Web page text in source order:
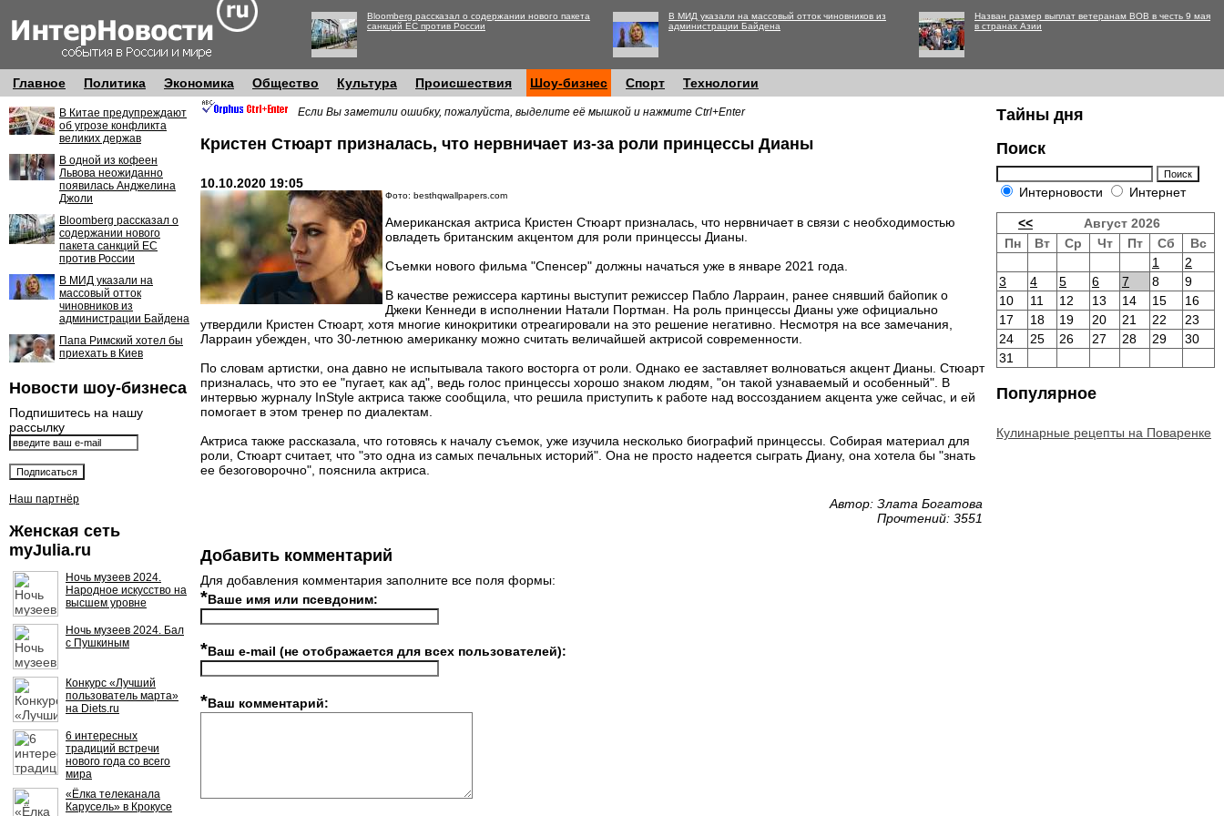
Bloomberg рассказал о содержании нового пакета
санкций ЕС против России
В МИД указали на массовый отток чиновников из
администрации Байдена
Назван размер выплат ветеранам ВОВ в честь 9 мая
в странах Азии
Главное Политика Экономика Общество Культура Происшествия Шоу-бизнес Спорт Технологии
В Китае предупреждают
об угрозе конфликта
великих держав
В одной из кофеен
Львова неожиданно
появилась Анджелина
Джоли
Bloomberg рассказал о
содержании нового
пакета санкций ЕС
против России
В МИД указали на
массовый отток
чиновников из
администрации Байдена
Папа Римский хотел бы
приехать в Киев
Новости шоу-бизнеса
Подпишитесь на нашу
рассылку
Наш партнёр
Женская сеть
myJulia.ru
Ночь музеев 2024.
Народное искусство на
высшем уровне
Ночь музеев 2024. Бал
с Пушкиным
Конкурс «Лучший
пользователь марта»
на Diets.ru
6 интересных
традиций встречи
нового года со всего
мира
«Ёлка телеканала
Карусель» в Крокусе
Если Вы заметили ошибку, пожалуйста, выделите её мышкой и нажмите Ctrl+Enter
Кристен Стюарт призналась, что нервничает из-за роли принцессы Дианы
10.10.2020 19:05
Фото: besthqwallpapers.com
Американская актриса Кристен Стюарт призналась, что нервничает в связи с необходимостью
овладеть британским акцентом для роли принцессы Дианы.
Съемки нового фильма "Спенсер" должны начаться уже в январе 2021 года.
В качестве режиссера картины выступит режиссер Пабло Ларраин, ранее снявший байопик о
Джеки Кеннеди в исполнении Натали Портман. На роль принцессы Дианы уже официально
утвердили Кристен Стюарт, хотя многие кинокритики отреагировали на это решение негативно. Несмотря на все замечания,
Ларраин убежден, что 30-летнюю американку можно считать величайшей актрисой современности.
По словам артистки, она давно не испытывала такого восторга от роли. Однако ее заставляет волноваться акцент Дианы. Стюарт
призналась, что это ее "пугает, как ад", ведь голос принцессы хорошо знаком людям, "он такой узнаваемый и особенный". В
интервью журналу InStyle актриса также сообщила, что решила приступить к работе над воссозданием акцента уже сейчас, и ей
помогает в этом тренер по диалектам.
Актриса также рассказала, что готовясь к началу съемок, уже изучила несколько биографий принцессы. Собирая материал для
роли, Стюарт считает, что "это одна из самых печальных историй". Она не просто надеется сыграть Диану, она хотела бы "знать
ее безоговорочно", пояснила актриса.
Автор: Злата Богатова
Прочтений: 3551
Добавить комментарий
Для добавления комментария заполните все поля формы:
*Ваше имя или псевдоним:
*Ваш e-mail (не отображается для всех пользователей):
*Ваш комментарий:
Тайны дня
Поиск
Интерновости Интернет
<<
Август 2026
Пн
Вт Ср Чт Пт Сб
Вс
1
2
3
4 5 6 7 8
9
10
11 12 13 14 15
16
17
18 19 20 21 22
23
24
25 26 27 28 29
30
31
Популярное
Кулинарные рецепты на Поваренке